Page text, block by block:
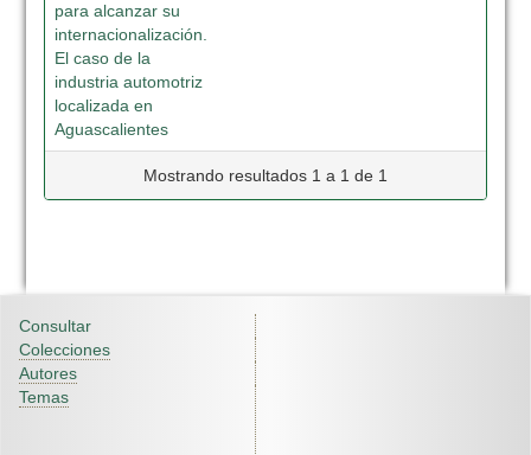
para alcanzar su
internacionalización.
El caso de la
industria automotriz
localizada en
Aguascalientes
Mostrando resultados 1 a 1 de 1
Consultar
Colecciones
Autores
Temas